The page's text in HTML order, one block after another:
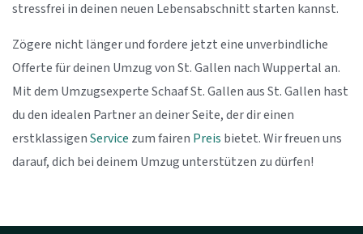
stressfrei in deinen neuen Lebensabschnitt starten kannst.
Zögere nicht länger und fordere jetzt eine unverbindliche
Offerte für deinen Umzug von St. Gallen nach Wuppertal an.
Mit dem Umzugsexperte Schaaf St. Gallen aus St. Gallen hast
du den idealen Partner an deiner Seite, der dir einen
erstklassigenService zum fairen Preis bietet. Wir freuen uns
darauf, dich bei deinem Umzug unterstützen zu dürfen!